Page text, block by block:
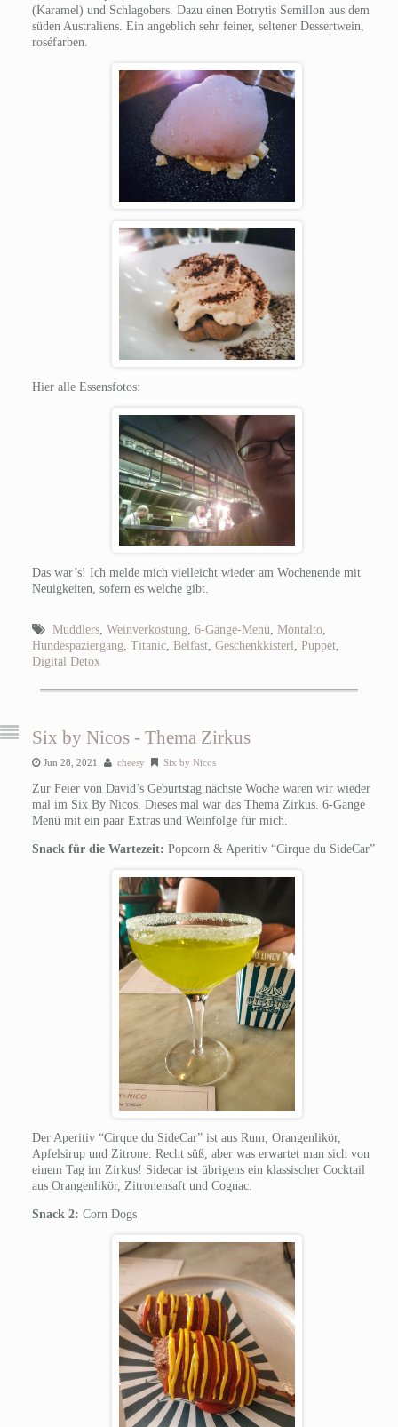
(Karamel) und Schlagobers. Dazu einen Botrytis Semillon aus dem
süden Australiens. Ein angeblich sehr feiner, seltener Dessertwein,
roséfarben.
Hier alle Essensfotos:
Das war’s! Ich melde mich vielleicht wieder am Wochenende mit
Neuigkeiten, sofern es welche gibt.
Muddlers, Weinverkostung, 6-Gänge-Menü, Montalto,
Hundespaziergang, Titanic, Belfast, Geschenkkisterl, Puppet,
Digital Detox
Six by Nicos - Thema Zirkus
Jun 28, 2021 cheesy Six by Nicos
Zur Feier von David’s Geburtstag nächste Woche waren wir wieder
mal im Six By Nicos. Dieses mal war das Thema Zirkus. 6-Gänge
Menü mit ein paar Extras und Weinfolge für mich.
Snack für die Wartezeit: Popcorn & Aperitiv “Cirque du SideCar”
Der Aperitiv “Cirque du SideCar” ist aus Rum, Orangenlikör,
Apfelsirup und Zitrone. Recht süß, aber was erwartet man sich von
einem Tag im Zirkus! Sidecar ist übrigens ein klassischer Cocktail
aus Orangenlikör, Zitronensaft und Cognac.
Snack 2: Corn Dogs